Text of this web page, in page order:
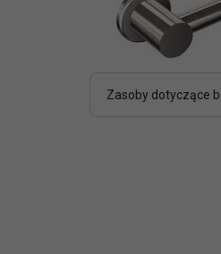
Zasoby dotyczące